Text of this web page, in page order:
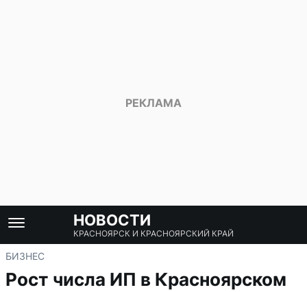
НОВОСТИ
КРАСНОЯРСК И КРАСНОЯРСКИЙ КРАЙ
БИЗНЕС
Рост числа ИП в Красноярском